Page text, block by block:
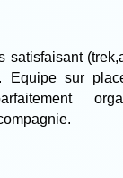
satisfaisant
Equipe sur